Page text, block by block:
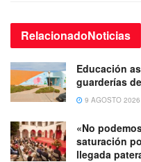
RelacionadoNoticias
Educación
guarderías
9 AGOSTO 2026
«No
saturación
llegada